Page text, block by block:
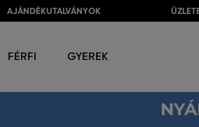
AJÁNDÉKUTALVÁNYOK
FÉRFI GYEREK